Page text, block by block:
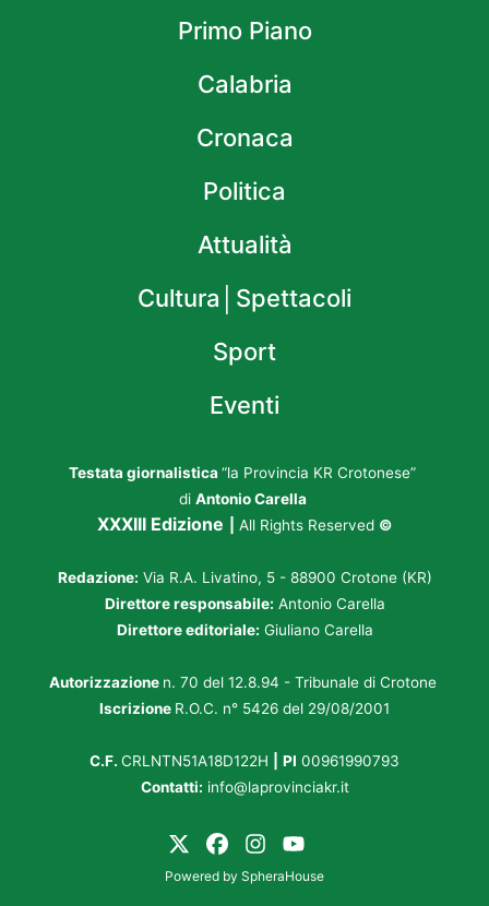
Primo Piano
Calabria
Cronaca
Politica
Attualità
Cultura│Spettacoli
Sport
Eventi
Testata giornalistica “la Provincia KR Crotonese”
di Antonio Carella
XXXIII Edizione All Rights Reserved ©
Redazione: Via R.A. Livatino, 5 - 88900 Crotone (KR)
Direttore responsabile: Antonio Carella
Direttore editoriale: Giuliano Carella
Autorizzazione n. 70 del 12.8.94 - Tribunale di Crotone
Iscrizione R.O.C. n° 5426 del 29/08/2001
C.F. CRLNTN51A18D122H PI 00961990793
Contatti: info@laprovinciakr.it
Powered by SpheraHouse